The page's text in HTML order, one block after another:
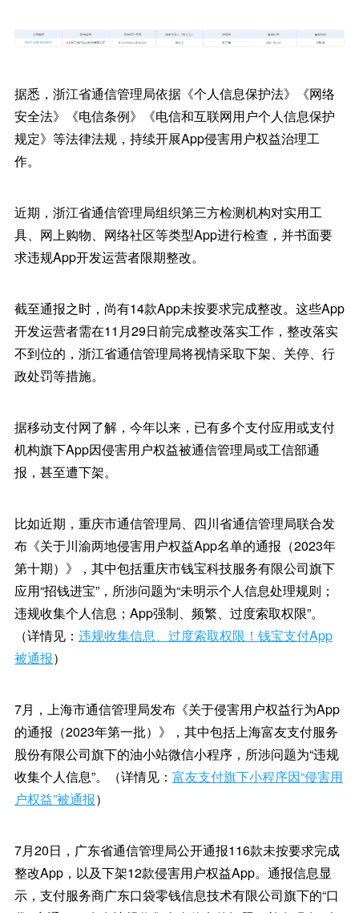
据悉，浙江省通信管理局依据《个人信息保护法》《网络
安全法》《电信条例》《电信和互联网用户个人信息保护
规定》等法律法规，持续开展App侵害用户权益治理工
作。
近期，浙江省通信管理局组织第三方检测机构对实用工
具、网上购物、网络社区等类型App进行检查，并书面要
求违规App开发运营者限期整改。
截至通报之时，尚有14款App未按要求完成整改。这些App
开发运营者需在11月29日前完成整改落实工作，整改落实
不到位的，浙江省通信管理局将视情采取下架、关停、行
政处罚等措施。
据移动支付网了解，今年以来，已有多个支付应用或支付
机构旗下App因侵害用户权益被通信管理局或工信部通
报，甚至遭下架。
比如近期，重庆市通信管理局、四川省通信管理局联合发
布《关于川渝两地侵害用户权益App名单的通报（2023年
第十期）》，其中包括重庆市钱宝科技服务有限公司旗下
应用“招钱进宝”，所涉问题为“未明示个人信息处理规则；
违规收集个人信息；App强制、频繁、过度索取权限”。
（详情见： 违规收集信息、过度索取权限！钱宝支付App
被通报）
7月，上海市通信管理局发布《关于侵害用户权益行为App
的通报（2023年第一批）》，其中包括上海富友支付服务
股份有限公司旗下的油小站微信小程序，所涉问题为“违规
收集个人信息”。（详情见： 富友支付旗下小程序因“侵害用
户权益”被通报）
7月20日，广东省通信管理局公开通报116款未按要求完成
整改App，以及下架12款侵害用户权益App。通报信息显
示，支付服务商广东口袋零钱信息技术有限公司旗下的“口